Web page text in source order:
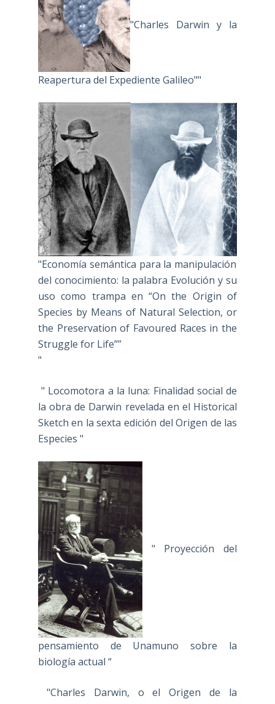
"Charles Darwin y la
Reapertura del Expediente Galileo""
"Economía semántica para la manipulación
del conocimiento: la palabra Evolución y su
uso como trampa en “On the Origin of
Species by Means of Natural Selection, or
the Preservation of Favoured Races in the
Struggle for Life””
"
" Locomotora a la luna: Finalidad social de
la obra de Darwin revelada en el Historical
Sketch en la sexta edición del Origen de las
Especies "
" Proyección del
pensamiento de Unamuno sobre la
biología actual “
"Charles Darwin, o el Origen de la